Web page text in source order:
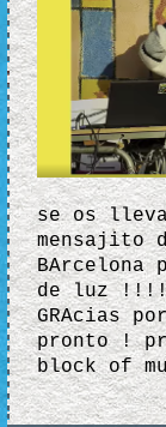
se os
mensajito
BArcelona
de luz !!!!!
GRAcias
pronto !
block of